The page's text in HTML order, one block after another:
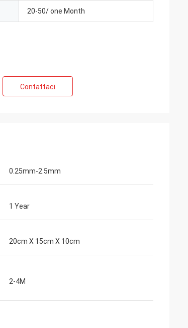
20-50/ one Month
Contattaci
0.25mm-2.5mm
1 Year
20cm X 15cm X 10cm
2-4M